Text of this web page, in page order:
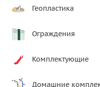
Геопластика
Ограждения
Комплектующие
Домашние